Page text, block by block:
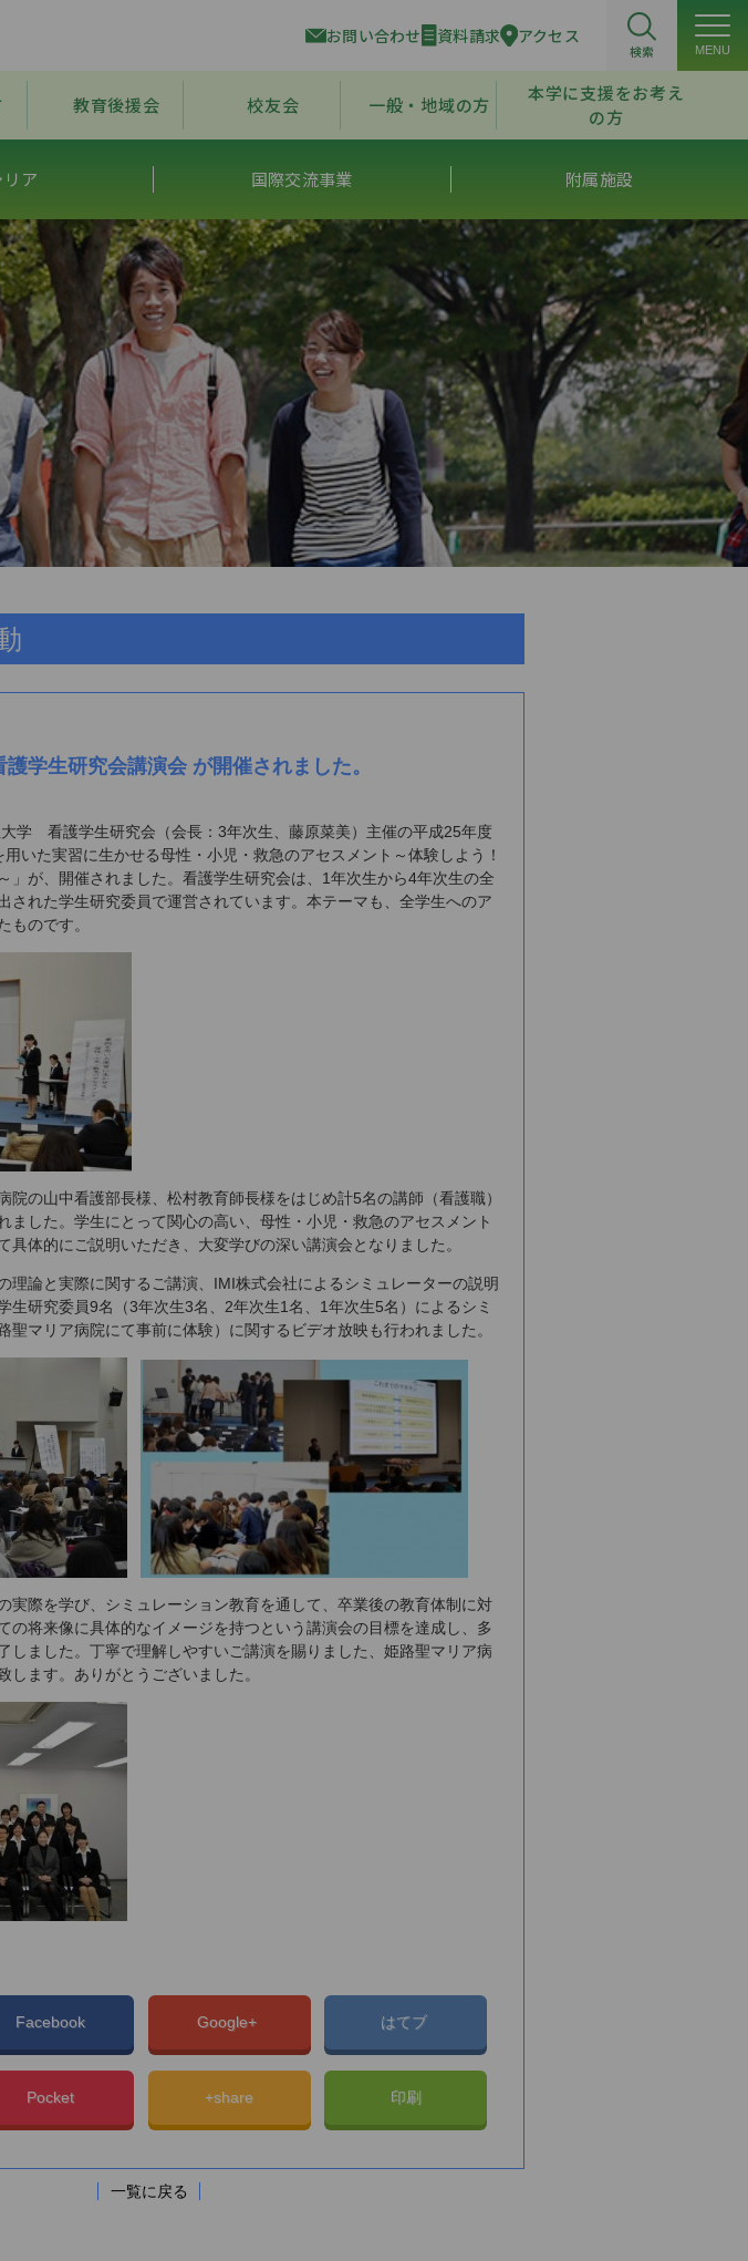
お問い合わせ 資料請求 アクセス
検索 MENU
教育後援会 校友会 一般・地域の方
本学に支援をお考え
の方
ア 国際交流事業 附属施設
生研究会講演会 が開催されました。
学 看護学生研究会（会長：3年次生、藤原菜美）主催の平成25年度
いた実習に生かせる母性・小児・救急のアセスメント～体験しよう！
」が、開催されました。看護学生研究会は、1年次生から4年次生の全
された学生研究委員で運営されています。本テーマも、全学生へのア
ものです。
院の山中看護部長様、松村教育師長様をはじめ計5名の講師（看護職）
ました。学生にとって関心の高い、母性・小児・救急のアセスメント
具体的にご説明いただき、大変学びの深い講演会となりました。
理論と実際に関するご講演、IMI株式会社によるシミュレーターの説明
生研究委員9名（3年次生3名、2年次生1名、1年次生5名）によるシミ
聖マリア病院にて事前に体験）に関するビデオ放映も行われました。
実際を学び、シミュレーション教育を通して、卒業後の教育体制に対
の将来像に具体的なイメージを持つという講演会の目標を達成し、多
しました。丁寧で理解しやすいご講演を賜りました、姫路聖マリア病
します。ありがとうございました。
Facebook Google+ はてブ
Pocket +share 印刷
一覧に戻る